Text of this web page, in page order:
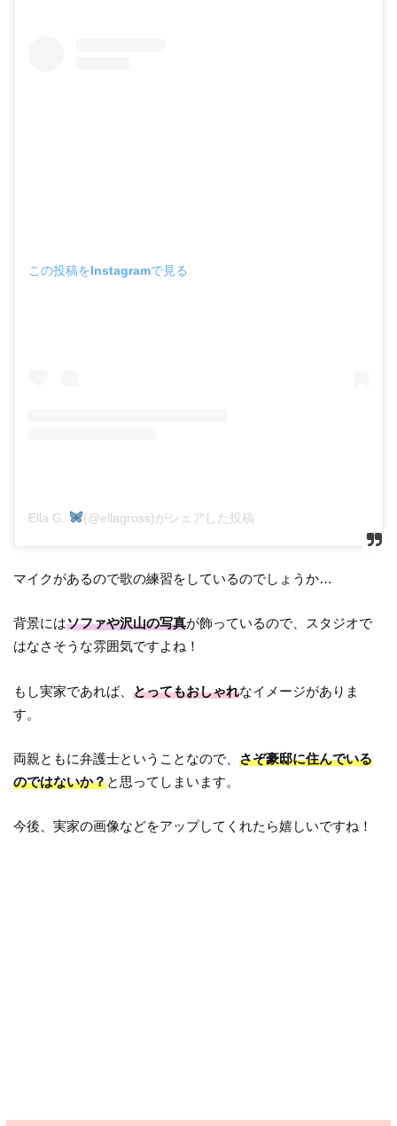
この投稿をInstagramで見る
Ella G. (@ellagross)がシェアした投稿
マイクがあるので歌の練習をしているのでしょうか…
背景にはソファや沢山の写真が飾っているので、スタジオで
はなさそうな雰囲気ですよね！
もし実家であれば、とってもおしゃれなイメージがありま
す。
両親ともに弁護士ということなので、さぞ豪邸に住んでいる
のではないか？と思ってしまいます。
今後、実家の画像などをアップしてくれたら嬉しいですね！